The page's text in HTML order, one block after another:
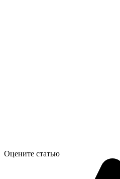
Оцените статью